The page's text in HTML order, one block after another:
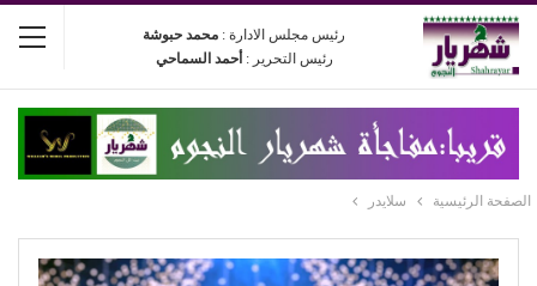
رئيس مجلس الادارة : محمد حبوشة
رئيس التحرير : أحمد السماحي
الصفحة الرئيسية سلايدر